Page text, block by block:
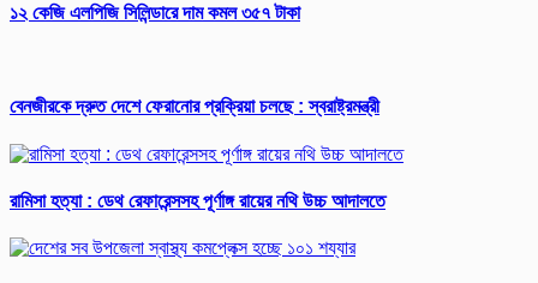
১২ কেজি এলপিজি সিলিন্ডারে দাম কমল ৩৫৭ টাকা
বেনজীরকে দ্রুত দেশে ফেরানোর প্রক্রিয়া চলছে : স্বরাষ্ট্রমন্ত্রী
রামিসা হত্যা : ডেথ রেফারেন্সসহ পূর্ণাঙ্গ রায়ের নথি উচ্চ আদালতে